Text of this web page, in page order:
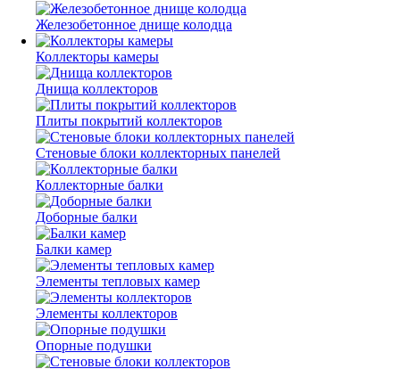
Железобетонное днище колодца
Коллекторы камеры
Днища коллекторов
Плиты покрытий коллекторов
Стеновые блоки коллекторных панелей
Коллекторные балки
Доборные балки
Балки камер
Элементы тепловых камер
Элементы коллекторов
Опорные подушки